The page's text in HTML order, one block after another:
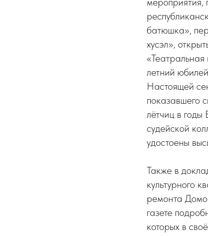
батюшка»,
хyсэл»,
летний
Настоящей
показавшего
лётчиц в
судейской
удостоены
Также в
культурного
ремонта
газете
которых в